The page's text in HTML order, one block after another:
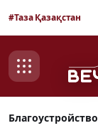
#Таза Қазақстан
Благоустройство